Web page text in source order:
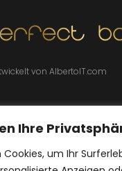
Ihre
um Ihr
von AlbertoIT.com